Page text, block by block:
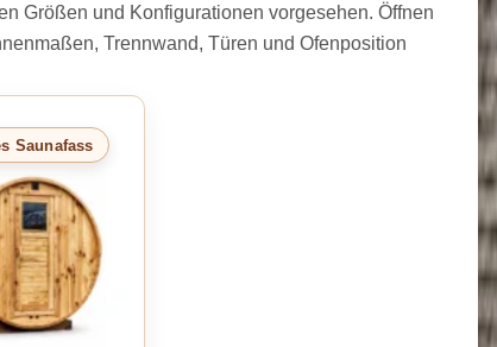
Größen und Konfigurationen vorgesehen. Öffnen
Trennwand, Türen und Ofenposition
Saunafass